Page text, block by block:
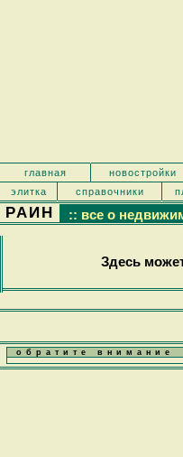
главная новостройки
элитка
справочники
РАИН :: все о
Здесь
обратите внимание